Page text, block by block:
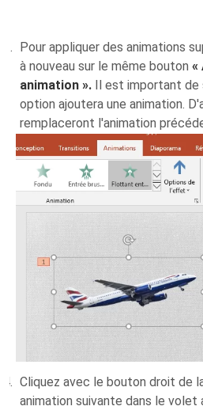
Pour appliquer des animations
à nouveau sur le même bouton«
animation ». Il est important
option ajoutera une animation.
remplaceront l'animation
Cliquez avec le bouton droit de
animation suivante dans le volet